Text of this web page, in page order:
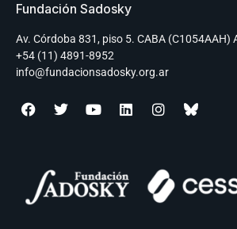
Fundación Sadosky
Av. Córdoba 831, piso 5. CABA (C1054AAH)
+54 (11) 4891-8952
info@fundacionsadosky.org.ar